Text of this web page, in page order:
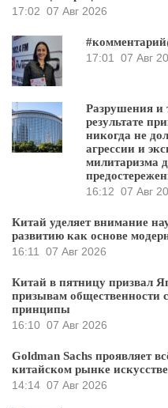
17:02 07 Авг 2026
17:01
07 Авг
Разрушения и
результате
никогда не
агрессии и
милитаризма
16:12 07 Авг
Китай уделяет внимание
развитию как основе
16:11
07 Авг 2026
Китай в пятницу призвал
призывам общественности
принципы
16:10 07 Авг 2026
Goldman Sachs проявляет
китайском рынке
14:14 07 Авг 2026